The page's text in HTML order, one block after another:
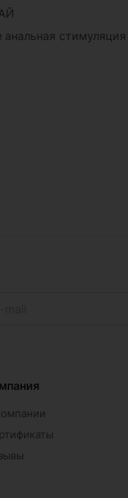
анальная стимуляция